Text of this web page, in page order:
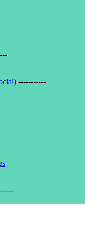
-----------